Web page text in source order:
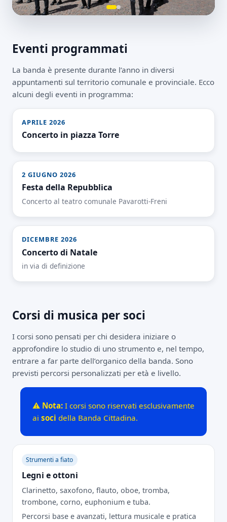
Eventi programmati
La banda è presente durante l’anno in diversi
appuntamenti sul territorio comunale e provinciale. Ecco
alcuni degli eventi in programma:
APRILE 2026
Concerto in piazza Torre
2 GIUGNO 2026
Festa della Repubblica
Concerto al teatro comunale Pavarotti-Freni
DICEMBRE 2026
Concerto di Natale
in via di definizione
Corsi di musica per soci
I corsi sono pensati per chi desidera iniziare o
approfondire lo studio di uno strumento e, nel tempo,
entrare a far parte dell’organico della banda. Sono
previsti percorsi personalizzati per età e livello.
⚠️ Nota: I corsi sono riservati esclusivamente
ai soci della Banda Cittadina.
Strumenti a fiato
Legni e ottoni
Clarinetto, saxofono, flauto, oboe, tromba,
trombone, corno, euphonium e tuba.
Percorsi base e avanzati, lettura musicale e pratica